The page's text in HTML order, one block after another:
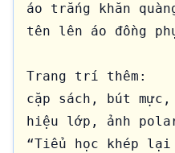
áo trắng khăn
tên lên áo đồng
Trang trí thêm:
cặp sách, bút mực,
hiệu lớp, ảnh
“Tiểu học khép